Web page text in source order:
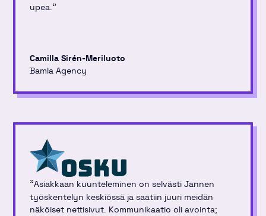
upea."
Camilla Sirén-Meriluoto
Bamla Agency
"Asiakkaan kuunteleminen on selvästi Jannen
työskentelyn keskiössä ja saatiin juuri meidän
näköiset nettisivut. Kommunikaatio oli avointa;